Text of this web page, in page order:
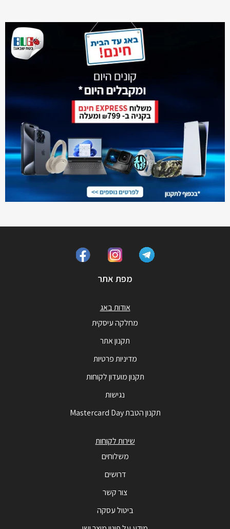
מפת אתר
אודות באג
מחלקה עיסקית
תקנון אתר
מדיניות פרטיות
תקנון מועדון לקוחות
נגישות
תקנון הטבת Mastercard Day
שירות לקוחות
משלוחים
דרושים
צור קשר
ביטול עסקה